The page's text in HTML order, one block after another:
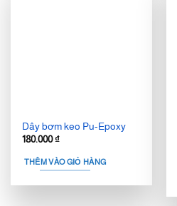
Dây bơm keo Pu-Epoxy
180.000₫
THÊM VÀO GIỎ HÀNG